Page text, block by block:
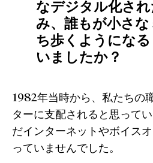
なデジタル化さ
み、誰もが小さ
ち歩くようにな
いましたか？
1982年当時から、私たちの
ターに支配されると思って
だインターネットやボイス
っていませんでした。